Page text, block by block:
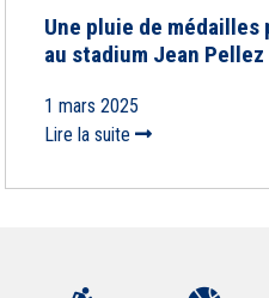
Une pluie de
au stadium Jean Pellez
1 mars 2025
Lire la suite